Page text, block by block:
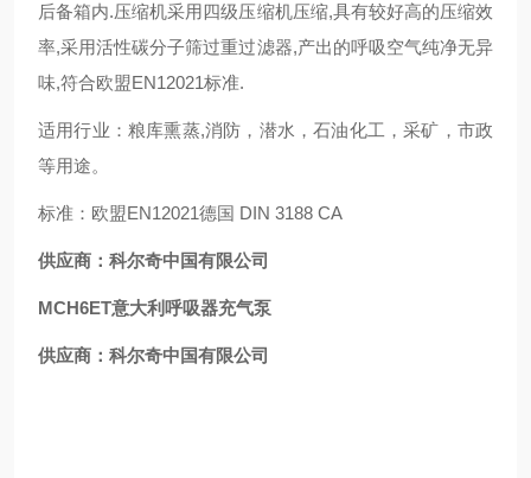
后备箱内.压缩机采用四级压缩机压缩,具有较好高的压缩效
率,采用活性碳分子筛过重过滤器,产出的呼吸空气纯净无异
味,符合欧盟EN12021标准.
适用行业：粮库熏蒸,消防，潜水，石油化工，采矿，市政
等用途。
标准：欧盟EN12021德国 DIN 3188 CA
供应商：科尔奇中国有限公司
MCH6ET意大利呼吸器充气泵
供应商：科尔奇中国有限公司